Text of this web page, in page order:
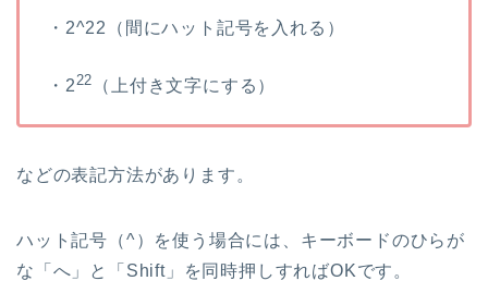
・2^22（間にハット記号を入れる）
・222 （上付き文字にする）
などの表記方法があります。
ハット記号（^）を使う場合には、キーボードのひらが
な「へ」と「Shift」を同時押しすればOKです。